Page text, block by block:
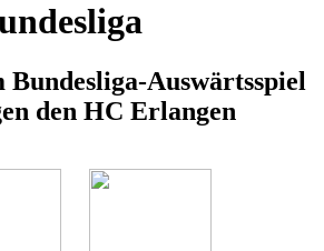
Bundesliga-Auswärtsspiel
den HC Erlangen